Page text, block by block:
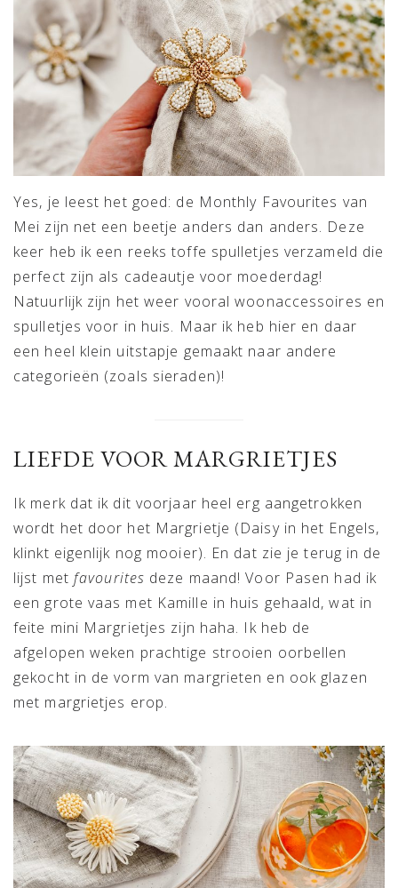
Yes, je leest het goed: de Monthly Favourites van
Mei zijn net een beetje anders dan anders. Deze
keer heb ik een reeks toffe spulletjes verzameld die
perfect zijn als cadeautje voor moederdag!
Natuurlijk zijn het weer vooral woonaccessoires en
spulletjes voor in huis. Maar ik heb hier en daar
een heel klein uitstapje gemaakt naar andere
categorieën (zoals sieraden)!
LIEFDE VOOR MARGRIETJES
Ik merk dat ik dit voorjaar heel erg aangetrokken
wordt het door het Margrietje (Daisy in het Engels,
klinkt eigenlijk nog mooier). En dat zie je terug in de
lijst met favourites deze maand! Voor Pasen had ik
een grote vaas met Kamille in huis gehaald, wat in
feite mini Margrietjes zijn haha. Ik heb de
afgelopen weken prachtige strooien oorbellen
gekocht in de vorm van margrieten en ook glazen
met margrietjes erop.